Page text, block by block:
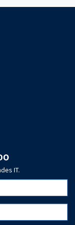
IT.